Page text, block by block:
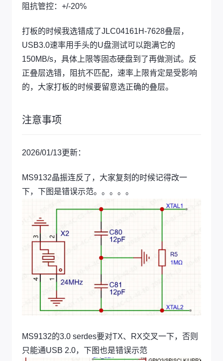
阻抗管控：+/-20%
打板的时候我选错成了JLC04161H-7628叠层，
USB3.0速率用手头的U盘测试可以跑满它的
150MB/s，具体上限等固态硬盘到了再做测试。反
正叠层选错，阻抗不匹配，速率上限肯定是受影响
的，大家打板的时候要留意选正确的叠层。
注意事项
2026/01/13更新：
MS9132晶振连反了，大家复刻的时候记得改一
下，下图是错误示范。。。。。
MS9132的3.0 serdes要对TX、RX交叉一下，否则
只能通USB 2.0，下图也是错误示范